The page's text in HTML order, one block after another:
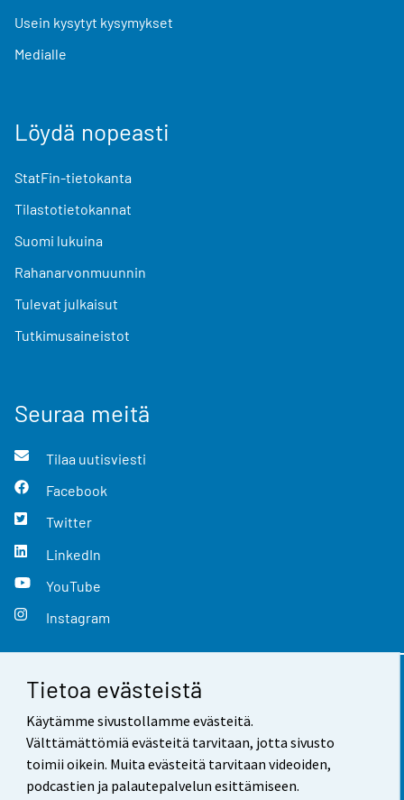
Tietoa evästeistä
Käytämme sivustollamme evästeitä.
Välttämättömiä evästeitä tarvitaan, jotta sivusto
toimii oikein. Muita evästeitä tarvitaan videoiden,
podcastien ja palautepalvelun esittämiseen.
Usein kysytyt kysymykset
Medialle
Löydä nopeasti
StatFin-tietokanta
Tilastotietokannat
Suomi lukuina
Rahanarvonmuunnin
Tulevat julkaisut
Tutkimusaineistot
Seuraa meitä
Tilaa uutisviesti
Facebook
Twitter
LinkedIn
YouTube
Instagram
Yhteystiedot
Palaute
Käyttöehdot